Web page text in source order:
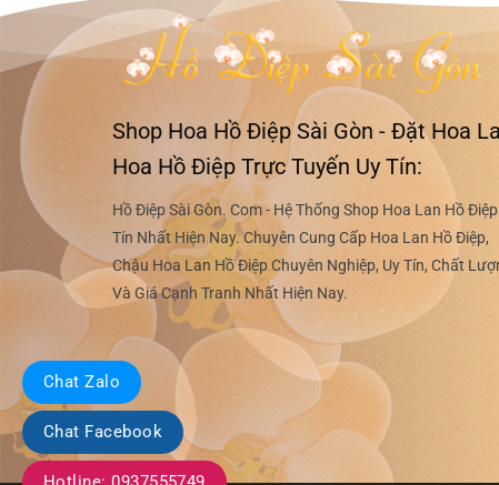
Shop Hoa Hồ Điệp Sài Gòn - Đặt Hoa
Hoa Hồ Điệp Trực Tuyến Uy Tín:
Hồ Điệp Sài Gòn. Com - Hệ Thống Shop Hoa Lan Hồ
Tín Nhất Hiện Nay. Chuyên Cung Cấp Hoa Lan Hồ Điệp,
Chậu Hoa Lan Hồ Điệp Chuyên Nghiệp, Uy Tín, Chất
Và Giá Cạnh Tranh Nhất Hiện Nay.
Chat Zalo
Chat Facebook